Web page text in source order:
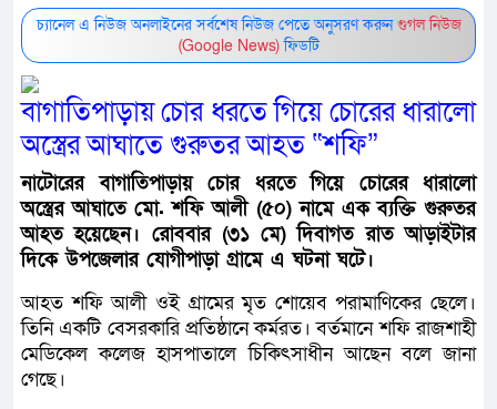
চ্যানেল এ নিউজ অনলাইনের সর্বশেষ নিউজ পেতে অনুসরণ করুনগুগল নিউজ
(Google News)ফিডটি
বাগাতিপাড়ায় চোর ধরতে গিয়ে চোরের ধারালো
অস্ত্রের আঘাতে গুরুতর আহত “শফি”
নাটোরের বাগাতিপাড়ায় চোর ধরতে গিয়ে চোরের ধারালো
অস্ত্রের আঘাতে মো. শফি আলী (৫০) নামে এক ব্যক্তি গুরুতর
আহত হয়েছেন। রোববার (৩১ মে) দিবাগত রাত আড়াইটার
দিকে উপজেলার যোগীপাড়া গ্রামে এ ঘটনা ঘটে।
আহত শফি আলী ওই গ্রামের মৃত শোয়েব পরামাণিকের ছেলে।
তিনি একটি বেসরকারি প্রতিষ্ঠানে কর্মরত। বর্তমানে শফি রাজশাহী
মেডিকেল কলেজ হাসপাতালে চিকিৎসাধীন আছেন বলে জানা
গেছে।